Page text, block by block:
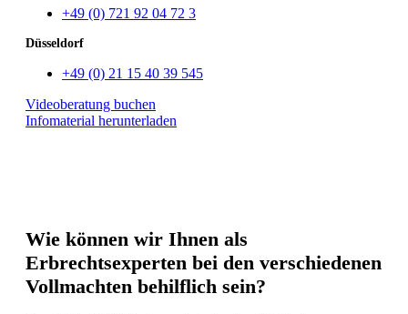
+49 (0) 721 92 04 72 3
Düsseldorf
+49 (0) 21 15 40 39 545
Videoberatung buchen
Infomaterial herunterladen
Wie können wir Ihnen als
Erbrechtsexperten bei den verschiedenen
Vollmachten behilflich sein?